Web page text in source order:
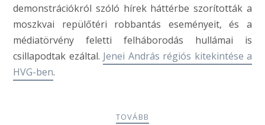
demonstrációkról szóló hírek háttérbe szorították a
moszkvai repülőtéri robbantás eseményeit, és a
médiatörvény feletti felháborodás hullámai is
csillapodtak ezáltal. Jenei András régiós kitekintése a
HVG-ben.
TOVÁBB